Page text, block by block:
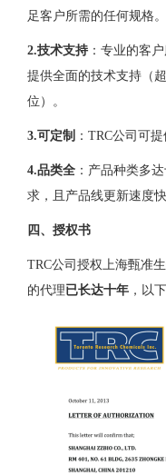
足客户所需的任何规格。
2.技术支持 ：专业的客
提供全面的技术支持（
位）。
3.可定制 ：TRC公司可
4.品类全 ：产品种类多
求，且产品线更新速度快
四、授权书
TRC公司授权上海甄准
的代理已长达十年 ，以